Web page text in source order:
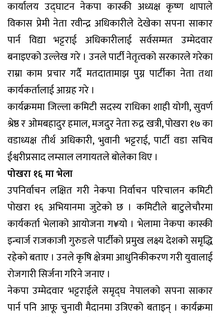
कार्यालय उद्घाटन नेकपा कास्की अध्यक्ष कृष्ण थापाले
विकास प्रेमी नेता रवीन्द्र अधिकारीले देखेका सपना साकार
पार्न विद्या भट्टराई अधिकारीलाई सर्वसम्मत उम्मेदवार
बनाइएको उल्लेख गरे । उनले पार्टी नेतृत्वको सरकारले गरेका
राम्रा काम प्रचार गर्दै मतदातामाझ पुग्न पार्टीका नेता तथा
कार्यकर्तालाई आग्रह गरे ।
कार्यक्रममा जिल्ला कमिटी सदस्य राधिका शाही योगी, सुवर्ण
श्रेष्ठ र ओमबहादुर हमाल, मजदुर नेता रुद्र खत्री, पोखरा १७ का
वडाध्यक्ष तीर्थ अधिकारी, भुवानी भट्टराई, पार्टी वडा सचिव
ईश्वरीप्रसाद लम्साल लगायतले बोलेका थिए ।
पोखरा १६ मा भेला
उपनिर्वाचन लक्षित गरी नेकपा निर्वाचन परिचालन कमिटी
पोखरा १६ अभियानमा जुटेको छ । कमिटीले बाटुलेचौरमा
कार्यकर्ता भेलाको आयोजना ग¥यो । भेलामा नेकपा कास्की
इन्चार्ज राजकाजी गुरुङले पार्टीको प्रमुख लक्ष्य देशको समृद्धि
रहेको बताए । उनले कृषि क्षेत्रमा आधुनिकीकरण गरी युवालाई
रोजगारी सिर्जना गरिने जनाए ।
नेकपा उम्मेदवार भट्टराईले समृद्घ नेपालको सपना साकार
पार्न पनि आफू चुनावी मैदानमा उत्रिएको बताइन् । कार्यक्रमा